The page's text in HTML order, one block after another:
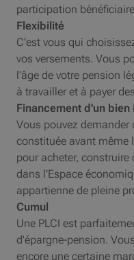
participation
Flexibilité
C'est vous qui
vos versements. Vous
l'âge de votre pension
à travailler et à payer
Financement d'un
Vous pouvez demander
constituée avant même
pour acheter,
dans l’Espace
appartienne de pleine
Cumul
Une PLCI est
d'épargne-pension.
encore une certaine